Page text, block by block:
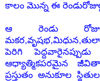
కాలం మొన్న ఈ
ఆ రెండు
పెరిగి
ఆధ్యాత్మికపరమైన
ప్రస్తుతం అనుకూల